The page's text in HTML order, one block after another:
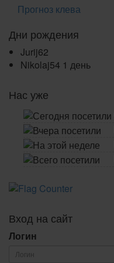
Прогноз клева
Дни рождения
Jurij62
Nikolaj54 1 день
Нас уже
Вход на сайт
Логин